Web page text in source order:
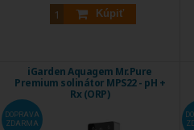
Kúpiť
iGarden Aquagem Mr.Pure
Premium solinátor MPS22 - pH +
Rx (ORP)
DOPRAVA
ZDARMA